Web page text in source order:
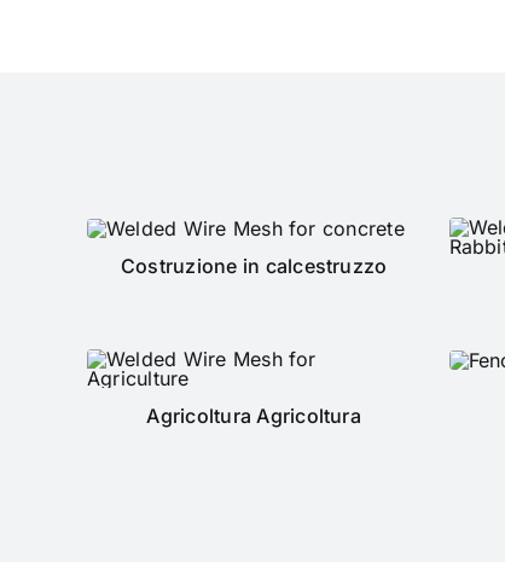
Costruzione in calcestruzzo
Agricoltura Agricoltura